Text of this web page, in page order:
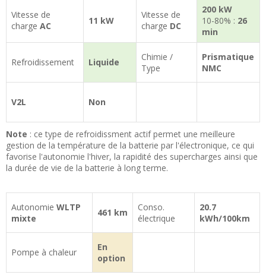
Vitesse de
charge AC 11 kW
Vitesse de
charge DC
200 kW
10-80% : 26
min
Refroidissement Liquide
Chimie /
Type
Prismatique
NMC
V2L Non
Note : ce type de refroidissment actif permet une meilleure
gestion de la température de la batterie par l'électronique, ce qui
favorise l'autonomie l'hiver, la rapidité des supercharges ainsi que
la durée de vie de la batterie à long terme.
Autonomie WLTP
mixte
461 km
Conso.
électrique
20.7
kWh/100km
Pompe à chaleur
En
option